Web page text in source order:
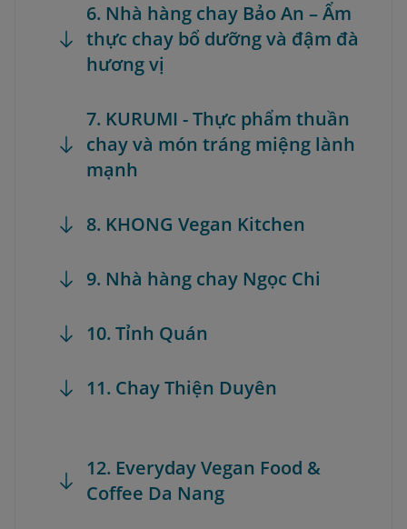
6. Nhà hàng chay Bảo An – Ẩm
thực chay bổ dưỡng và đậm đà
hương vị
7. KURUMI - Thực phẩm thuần
chay và món tráng miệng lành
mạnh
8. KHONG Vegan Kitchen
9. Nhà hàng chay Ngọc Chi
10. Tỉnh Quán
11. Chay Thiện Duyên
12. Everyday Vegan Food &
Coffee Da Nang